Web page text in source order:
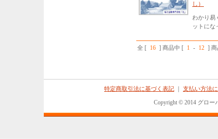
し）
わかり易
ットにな
全 [ 16 ] 商品中 [ 1 - 12 ] 商
特定商取引法に基づく表記
支払い方法
Copyright © 2014 グロー